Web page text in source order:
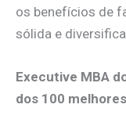
os benefícios de
sólida e
Executive MBA
dos 100